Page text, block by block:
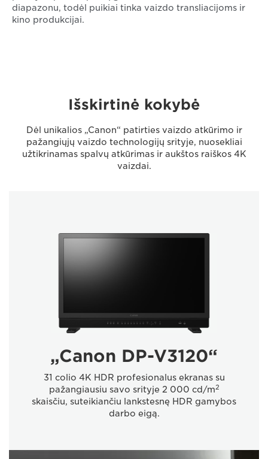
diapazonu, todėl puikiai tinka vaizdo transliacijoms ir
kino produkcijai.
Išskirtinė kokybė
Dėl unikalios „Canon“ patirties vaizdo atkūrimo ir
pažangiųjų vaizdo technologijų srityje, nuosekliai
užtikrinamas spalvų atkūrimas ir aukštos raiškos 4K
vaizdai.
„Canon DP-V3120“
31 colio 4K HDR profesionalus ekranas su
pažangiausiu savo srityje 2 000 cd/m2
skaisčiu, suteikiančiu lankstesnę HDR gamybos
darbo eigą.